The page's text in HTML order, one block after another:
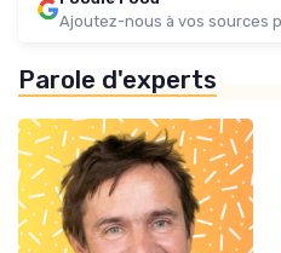
Ajoutez-nous à vos sources
Parole d'experts